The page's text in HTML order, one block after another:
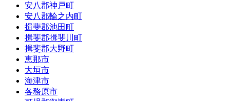
安八郡神戸町
安八郡輪之内町
揖斐郡池田町
揖斐郡揖斐川町
揖斐郡大野町
恵那市
大垣市
海津市
各務原市